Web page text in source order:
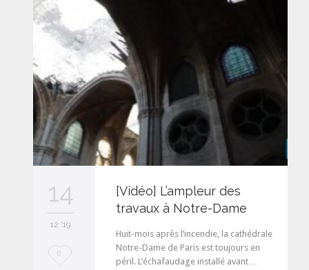
14
12 '19
L
0
[Vidéo] L’ampleur des
travaux à Notre-Dame
Huit-mois après l’incendie, la cathédrale
Notre-Dame de Paris est toujours en
péril. L’échafaudage installé avant…